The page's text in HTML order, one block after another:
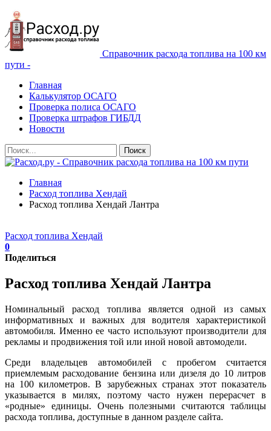
Справочник расхода топлива на 100 км
пути -
Главная
Калькулятор ОСАГО
Проверка полиса ОСАГО
Проверка штрафов ГИБДД
Новости
Главная
Расход топлива Хендай
Расход топлива Хендай Лантра
Расход топлива Хендай
0
Поделиться
Расход топлива Хендай Лантра
Номинальный расход топлива является одной из самых
информативных и важных для водителя характеристикой
автомобиля. Именно ее часто используют производители для
рекламы и продвижения той или иной новой автомодели.
Среди владельцев автомобилей с пробегом считается
приемлемым расходование бензина или дизеля до 10 литров
на 100 километров. В зарубежных странах этот показатель
указывается в милях, поэтому часто нужен перерасчет в
«родные» единицы. Очень полезными считаются таблицы
расхода топлива, доступные в данном разделе сайта.